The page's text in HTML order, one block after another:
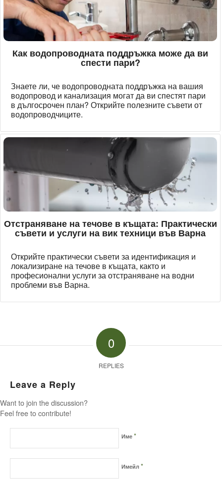
Как водопроводната поддръжка може да ви
спести пари?
Знаете ли, че водопроводната поддръжка на вашия
водопровод и канализация могат да ви спестят пари
в дългосрочен план? Открийте полезните съвети от
водопроводчиците.
Отстраняване на течове в къщата: Практически
съвети и услуги на вик техници във Варна
Открийте практически съвети за идентификация и
локализиране на течове в къщата, както и
професионални услуги за отстраняване на водни
проблеми във Варна.
0
REPLIES
Leave a Reply
Want to join the discussion?
Feel free to contribute!
Име *
Имейл *